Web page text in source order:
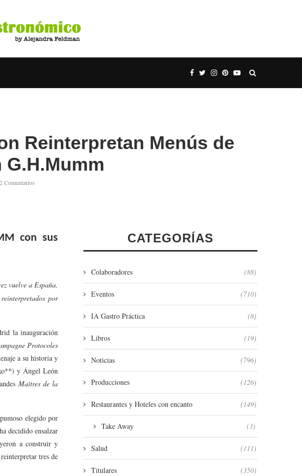
Reinterpretan Menús de
2 Comentarios
con sus
vuelve a España,
por
la inauguración
Protocoles
a su historia y
y Ángel León
Maîtres de la
elegido por
decidido ensalzar
a construir y
tres de
CATEGORÍAS
Colaboradores (88)
Eventos (710)
IA Gastro Práctica (8)
Libros (19)
Noticias (796)
Producciones (126)
Restaurantes y Hoteles con encanto (149)
Take Away (3)
Salud (111)
Titulares (350)